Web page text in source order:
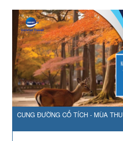
CUNG ĐƯỜNG CỔ TÍCH - MÙA THU